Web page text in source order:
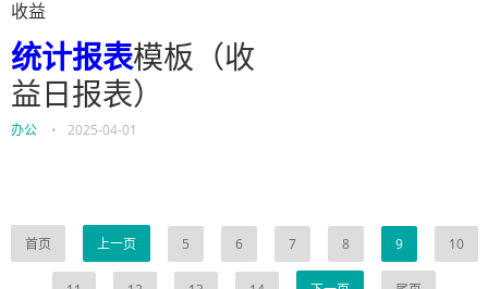
收益
统计报表模板（收
益日报表）
办公 • 2025-04-01
首页 上一页 5 6 7 8 9 10